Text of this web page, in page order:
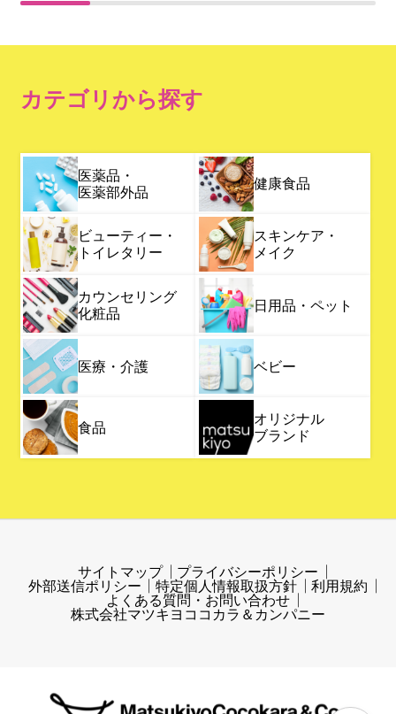
カテゴリから探す
医薬品・
医薬部外品
健康食品
ビューティー・
トイレタリー
スキンケア・
メイク
カウンセリング
化粧品
日用品・ペット
医療・介護 ベビー
食品
オリジナル
ブランド
サイトマップ
プライバシーポリシー
外部送信ポリシー
特定個人情報取扱方針
利用規約
よくある質問・お問い合わせ
株式会社マツキヨココカラ＆カンパニー